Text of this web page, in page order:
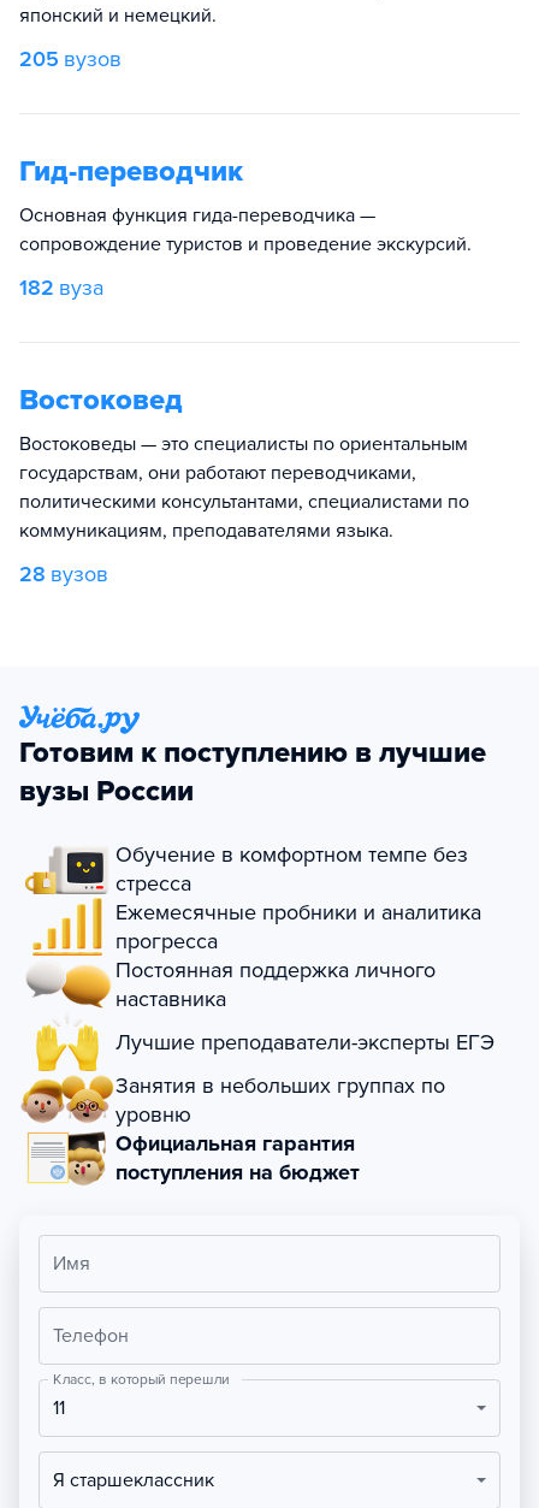
японский и немецкий.
205 вузов
Гид-переводчик
Основная функция гида-переводчика —
сопровождение туристов и проведение экскурсий.
182 вуза
Востоковед
Востоковеды — это специалисты по ориентальным
государствам, они работают переводчиками,
политическими консультантами, специалистами по
коммуникациям, преподавателями языка.
28 вузов
Готовим к поступлению в лучшие
вузы России
Обучение в комфортном темпе без
стресса
Ежемесячные пробники и аналитика
прогресса
Постоянная поддержка личного
наставника
Лучшие преподаватели-эксперты ЕГЭ
Занятия в небольших группах по
уровню
Официальная гарантия
поступления на бюджет
Имя
Телефон
Класс, в который перешли
11
Я старшеклассник